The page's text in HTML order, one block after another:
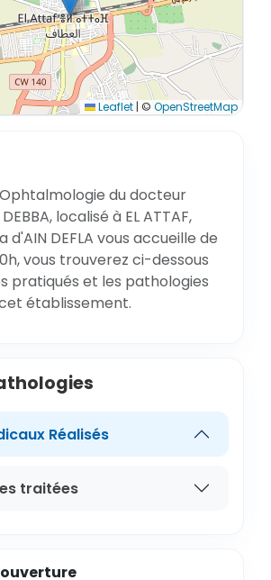
Leaflet | © OpenStreetMap
du docteur
localisé à EL ATTAF,
d'AIN DEFLA vous accueille de
vous trouverez ci-dessous
pratiqués et les pathologies
établissement.
Réalisés
traitées